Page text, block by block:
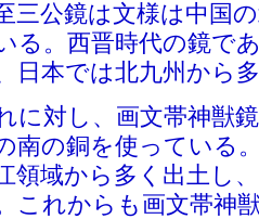
三公鏡は文様は中国
る。西晋時代の鏡で
日本では北九州から
に対し、画文帯神獣
南の銅を使っている
領域から多く出土し
これからも画文帯神